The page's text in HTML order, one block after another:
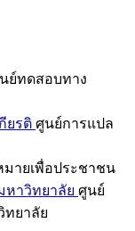
ย์ทดสอบทาง
ยรติ ศูนย์การแปล
ายเพื่อประชาชน
หาวิทยาลัย ศูนย์
ทยาลัย